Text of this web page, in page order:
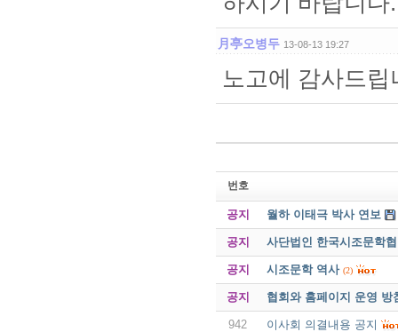
月亭오병두 13-08-13 19:27
노고에 감사드립
번호
공지 월하 이태극 박사 연보
공지 사단법인 한국시조문학
공지 시조문학 역사 (2)
공지 협회와 홈페이지 운영 방
942 이사회 의결내용 공지